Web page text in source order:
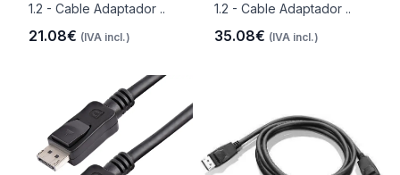
1.2 - Cable Adaptador ..
21.08€ (IVA incl.)
1.2 - Cable Adaptador ..
35.08€ (IVA incl.)